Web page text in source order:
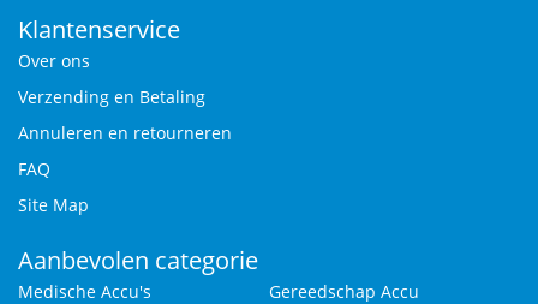
Klantenservice
Over ons
Verzending en Betaling
Annuleren en retourneren
FAQ
Site Map
Aanbevolen categorie
Medische Accu's
Gereedschap Accu